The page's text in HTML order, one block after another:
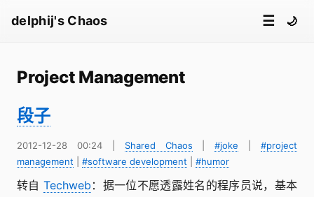
delphij's Chaos ☰ 🌙
Project Management
段子
2012-12-28 00:24| Shared Chaos |#joke
#project
management
#software development #humor
转自 Techweb ：据一位不愿透露姓名的程序员说，基本